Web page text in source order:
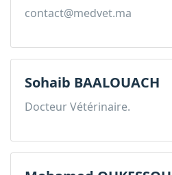
contact@medvet.ma
Sohaib BAALOUACH
Docteur Vétérinaire.